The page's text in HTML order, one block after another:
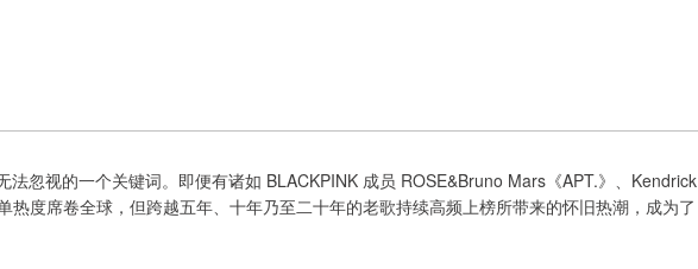
法忽视的一个关键词。即便有诸如 BLACKPINK 成员 ROSE&Bruno Mars《APT.》、Kendrick
热度席卷全球，但跨越五年、十年乃至二十年的老歌持续高频上榜所带来的怀旧热潮，成为了